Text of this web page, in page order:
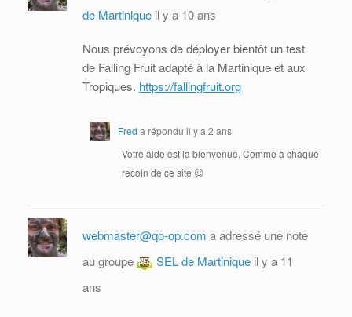
de Martinique il y a 10 ans
Nous prévoyons de déployer bientôt un test
de Falling Fruit adapté à la Martinique et aux
Tropiques. https://fallingfruit.org
Fred a répondu il y a 2 ans
Votre aide est la bienvenue. Comme à chaque
recoin de ce site 😉
webmaster@qo-op.com a adressé une note
au groupe
SEL de Martinique il y a 11
ans